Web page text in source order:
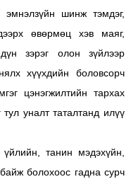
эмнэлзүйн шинж тэмдэг,
өвөрмөц хэв маяг,
зэрэг олон зүйлээр
хүүхдийн боловсорч
цэнэгжилтийн тархах
уналт таталтанд илүү
танин мэдэхүйн,
болохоос гадна сурч